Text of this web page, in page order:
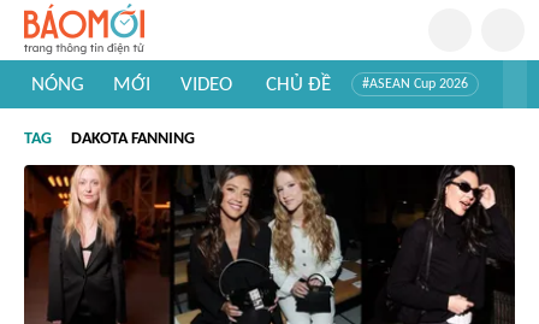
NÓNG MỚI VIDEO CHỦ ĐỀ #ASEAN Cup 2026
#Khám phá Việt Nam
TAG DAKOTA FANNING